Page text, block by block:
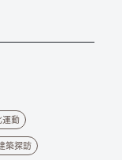
運動
築探訪